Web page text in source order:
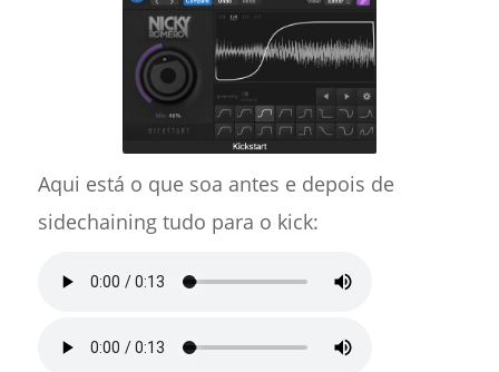
Aqui está o que soa antes e depois de
sidechaining tudo para o kick: